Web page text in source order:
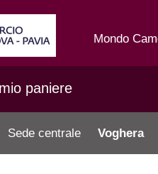
Mondo
paniere
Sede centrale Voghera